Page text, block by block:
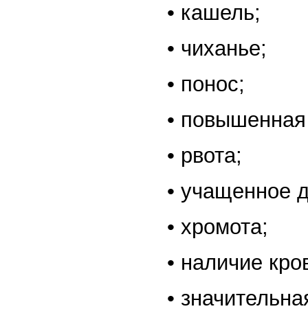
• кашель;
• чиханье;
• понос;
•
• рвота;
• учащенное
• хромота;
• наличие
•